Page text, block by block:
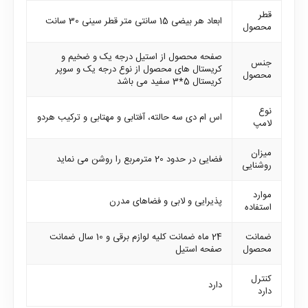
قطر
محصول
ابعاد هر بیضی 15 سانتی متر قطر سینی 30 سانت
جنس
محصول
صفحه محصول از استیل درجه یک و ضخیم و
کریستال های محصول از نوع درجه یک و سوپر
کریستال 5*3 سفید می باشد
نوع
لامپ
اس ام دی سه حالته، آفتابی و مهتابی و ترکیب هردو
میزان
روشنایی
فضایی در حدود 20 مترمربع را روشن می نماید
موارد
استفاده
پذیرایی و لابی و فضاهای مدرن
ضمانت
محصول
24 ماه ضمانت کلیه لوازم برقی و 10 سال ضمانت
صفحه استیل
کنترل
دارد
دارد